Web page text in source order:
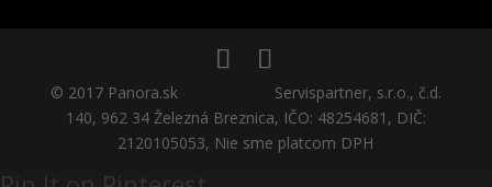
© 2017 Panora.sk Servispartner, s.r.o., č.d.
140, 962 34 Železná Breznica, IČO: 48254681, DIČ:
2120105053, Nie sme platcom DPH